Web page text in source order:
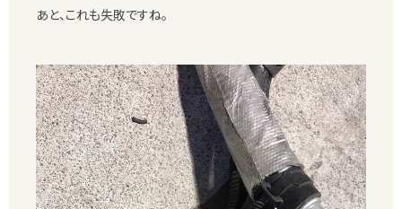
あと、これも失敗ですね。